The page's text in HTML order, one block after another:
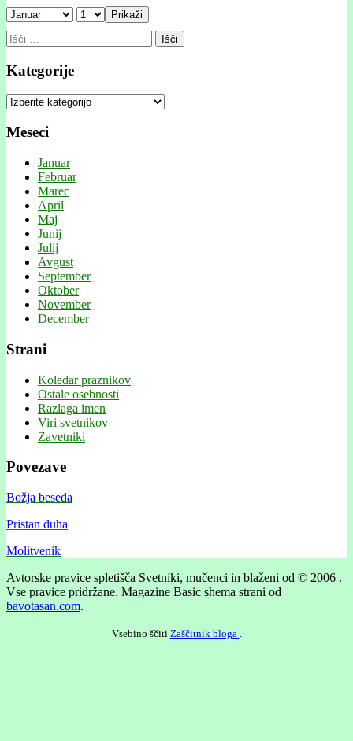
Prikaži
Išči:
Kategorije
Kategorije
Meseci
Januar
Februar
Marec
April
Maj
Junij
Julij
Avgust
September
Oktober
November
December
Strani
Koledar praznikov
Ostale osebnosti
Razlaga imen
Viri svetnikov
Zavetniki
Povezave
Božja beseda
Pristan duha
Molitvenik
Avtorske pravice spletišča Svetniki, mučenci in blaženi od © 2006 .
Vse pravice pridržane. Magazine Basic shema strani od
bavotasan.com.
Vsebino ščiti Zaščitnik bloga